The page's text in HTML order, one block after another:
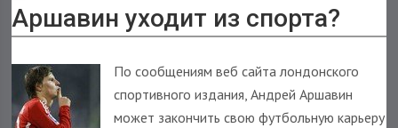
Аршавин уходит из спорта?
По сообщениям веб сайта лондонского
спортивного издания, Андрей Аршавин
может закончить свою футбольную карьеру